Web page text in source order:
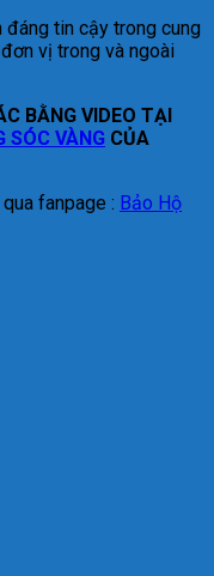
đáng tin cậy trong cung
vị trong và ngoài
BẰNG VIDEO TẠI
SÓC VÀNG CỦA
fanpage : Bảo Hộ